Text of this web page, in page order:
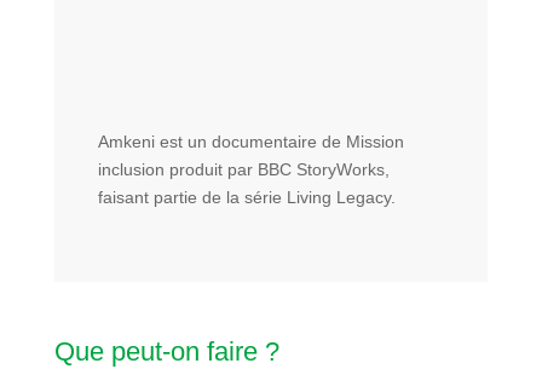
Amkeni est un documentaire de Mission
inclusion produit par BBC StoryWorks,
faisant partie de la série Living Legacy.
Que peut-on faire ?